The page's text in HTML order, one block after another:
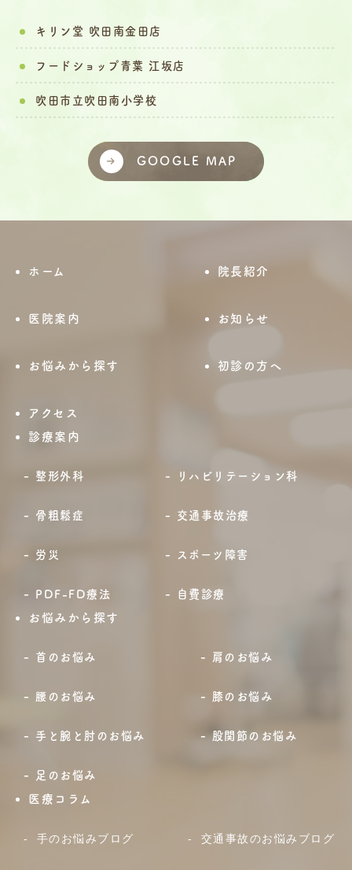
キリン堂 吹田南金田店
フードショップ青葉 江坂店
吹田市立吹田南小学校
GOOGLE MAP
ホーム 院長紹介
医院案内 お知らせ
お悩みから探す 初診の方へ
アクセス
診療案内
整形外科 リハビリテーション科
骨粗鬆症 交通事故治療
労災 スポーツ障害
PDF-FD療法
自費診療
お悩みから探す
首のお悩み 肩のお悩み
腰のお悩み 膝のお悩み
手と腕と肘のお悩み 股関節のお悩み
足のお悩み
医療コラム
手のお悩みブログ 交通事故のお悩みブログ